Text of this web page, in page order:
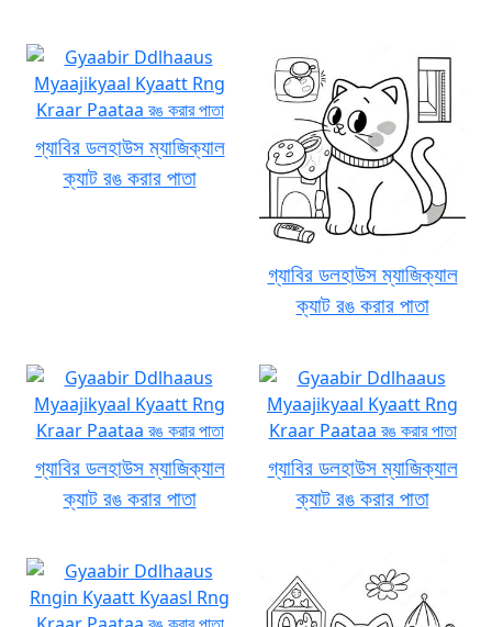
গ্যাবির ডলহাউস ম্যাজিক্যাল
ক্যাট রঙ করার পাতা
গ্যাবির ডলহাউস ম্যাজিক্যাল
ক্যাট রঙ করার পাতা
গ্যাবির ডলহাউস ম্যাজিক্যাল
ক্যাট রঙ করার পাতা
গ্যাবির ডলহাউস ম্যাজিক্যাল
ক্যাট রঙ করার পাতা